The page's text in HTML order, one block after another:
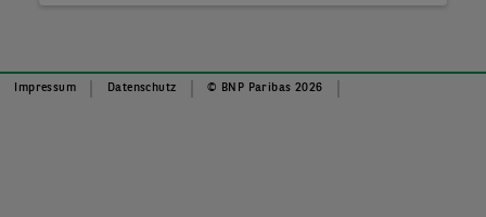
Impressum Datenschutz © BNP Paribas 2026